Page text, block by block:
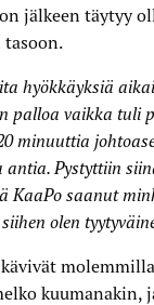
jälkeen täytyy
hyökkäyksiä
palloa vaikka tuli
minuuttia
antia. Pystyttiin
KaaPo saanut
olen
molemmilla
kuumanakin,